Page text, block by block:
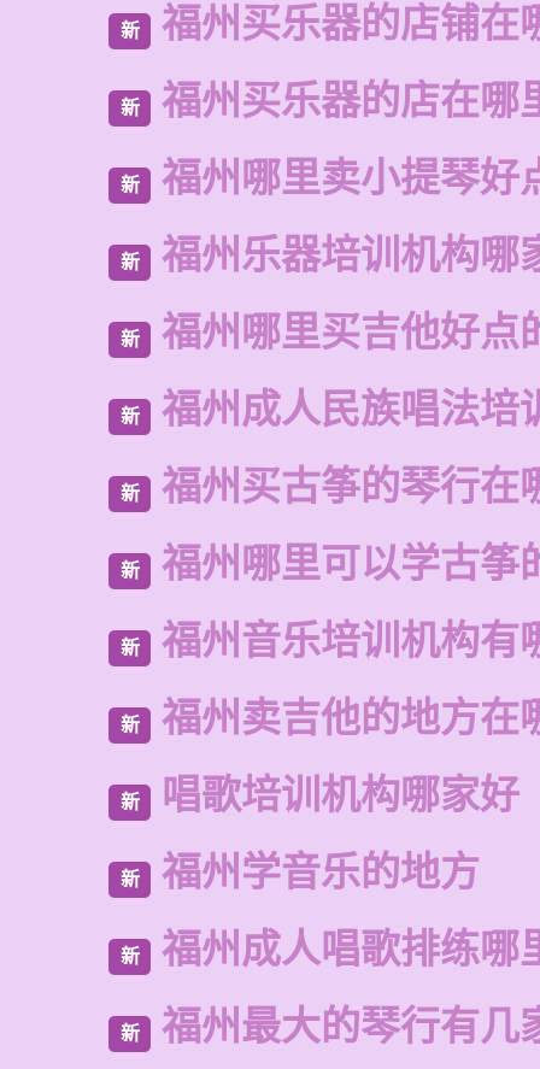
新 福州买乐器的店铺在
新 福州买乐器的店在哪
新 福州哪里卖小提琴好
新 福州乐器培训机构哪
新 福州哪里买吉他好点
新 福州成人民族唱法培
新 福州买古筝的琴行在
新 福州哪里可以学古筝
新 福州音乐培训机构有
新 福州卖吉他的地方在
新 唱歌培训机构哪家好
新 福州学音乐的地方
新 福州成人唱歌排练哪
新 福州最大的琴行有几